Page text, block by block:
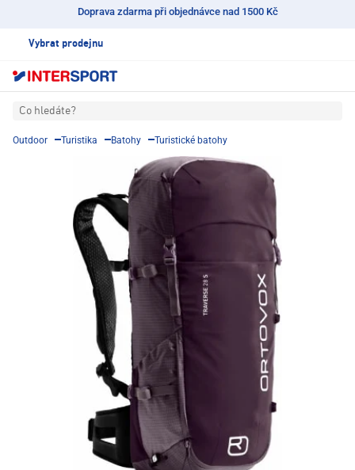
Doprava zdarma při objednávce nad 1500 Kč
Vybrat prodejnu
Co hledáte?
Outdoor Turistika Batohy Turistické batohy